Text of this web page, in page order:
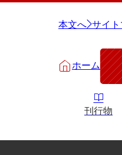
本文へ サイ
ホーム
刊行物